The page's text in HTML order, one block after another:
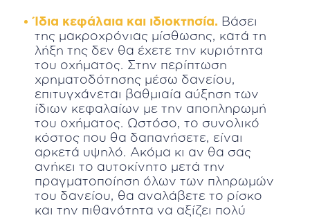
Ίδια κεφάλαια και ιδιοκτησία. Βάσει
της μακροχρόνιας μίσθωσης, κατά τη
λήξη της δεν θα έχετε την κυριότητα
του οχήματος. Στην περίπτωση
χρηματοδότησης μέσω δανείου,
επιτυγχάνεται βαθμιαία αύξηση των
ίδιων κεφαλαίων με την αποπληρωμή
του οχήματος. Ωστόσο, το συνολικό
κόστος που θα δαπανήσετε, είναι
αρκετά υψηλό. Ακόμα κι αν θα σας
ανήκει το αυτοκίνητο μετά την
πραγματοποίηση όλων των πληρωμών
του δανείου, θα αναλάβετε το ρίσκο
και την πιθανότητα να αξίζει πολύ